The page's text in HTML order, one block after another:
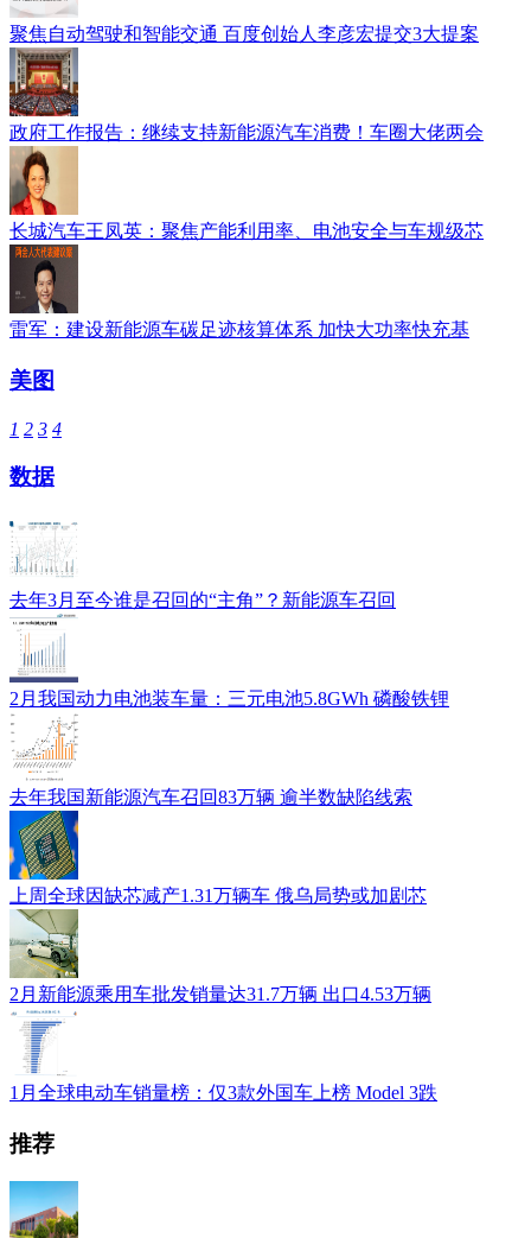
聚焦自动驾驶和智能交通 百度创始人李彦宏提交3大提案
政府工作报告：继续支持新能源汽车消费！车圈大佬两会
长城汽车王凤英：聚焦产能利用率、电池安全与车规级芯
雷军：建设新能源车碳足迹核算体系 加快大功率快充基
美图
1 2 3 4
数据
去年3月至今谁是召回的“主角”？新能源车召回
2月我国动力电池装车量：三元电池5.8GWh 磷酸铁锂
去年我国新能源汽车召回83万辆 逾半数缺陷线索
上周全球因缺芯减产1.31万辆车 俄乌局势或加剧芯
2月新能源乘用车批发销量达31.7万辆 出口4.53万辆
1月全球电动车销量榜：仅3款外国车上榜 Model 3跌
推荐